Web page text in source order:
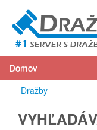
Domov
Dražby